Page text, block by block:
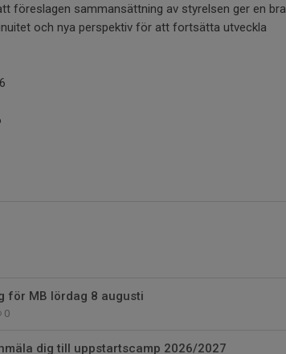
föreslagen sammansättning av styrelsen ger en bra
och nya perspektiv för att fortsätta utveckla
för MB lördag 8 augusti
0
dig till uppstartscamp 2026/2027